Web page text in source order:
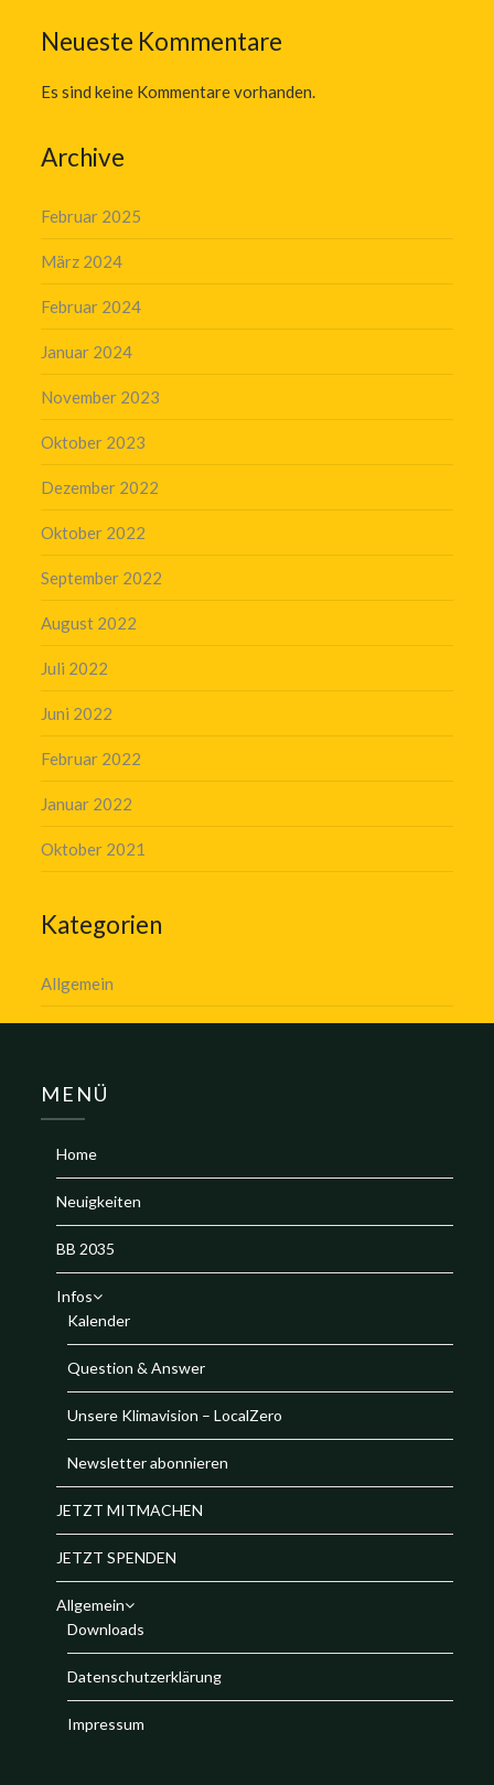
Neueste Kommentare
Es sind keine Kommentare vorhanden.
Archive
Februar 2025
März 2024
Februar 2024
Januar 2024
November 2023
Oktober 2023
Dezember 2022
Oktober 2022
September 2022
August 2022
Juli 2022
Juni 2022
Februar 2022
Januar 2022
Oktober 2021
Kategorien
Allgemein
MENÜ
Home
Neuigkeiten
BB 2035
Infos
Kalender
Question & Answer
Unsere Klimavision – LocalZero
Newsletter abonnieren
JETZT MITMACHEN
JETZT SPENDEN
Allgemein
Downloads
Datenschutzerklärung
Impressum